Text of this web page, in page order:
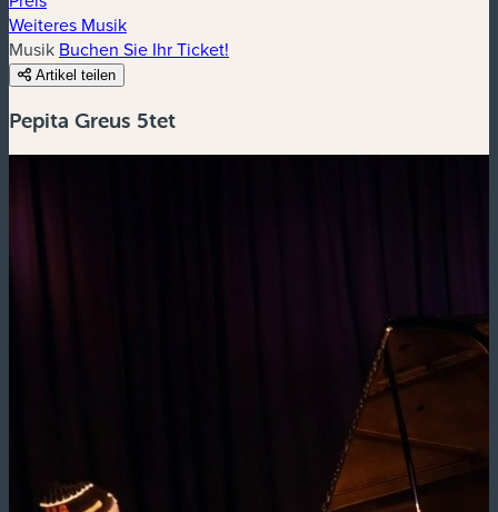
Weiteres Musik
Musik Buchen Sie Ihr Ticket!
Artikel teilen
Pepita Greus 5tet